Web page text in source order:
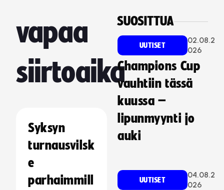
vapaa
siirtoaika
Syksyn
turnausvilsk
e
parhaimmill
SUOSITTUA
UUTISET
02.08.2
026
Champions Cup
vauhtiin tässä
kuussa –
lipunmyynti jo
auki
UUTISET
04.08.2
026